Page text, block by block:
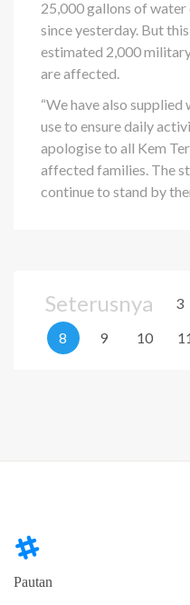
25,000 gallons of
since yesterday. But
estimated 2,000
are affected.
“We have also
use to ensure daily
apologise to all Kem
affected families. The
continue to stand by
Seterusnya 3
8
9 10
Pautan